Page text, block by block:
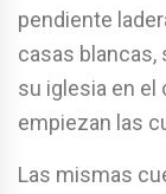
pendiente
casas blancas,
su iglesia en el
empiezan las
Las mismas